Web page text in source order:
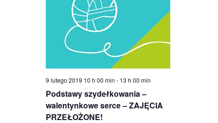
9 lutego 2019 10 h 00 min - 13 h 00 min
Podstawy szydełkowania –
walentynkowe serce – ZAJĘCIA
PRZEŁOŻONE!